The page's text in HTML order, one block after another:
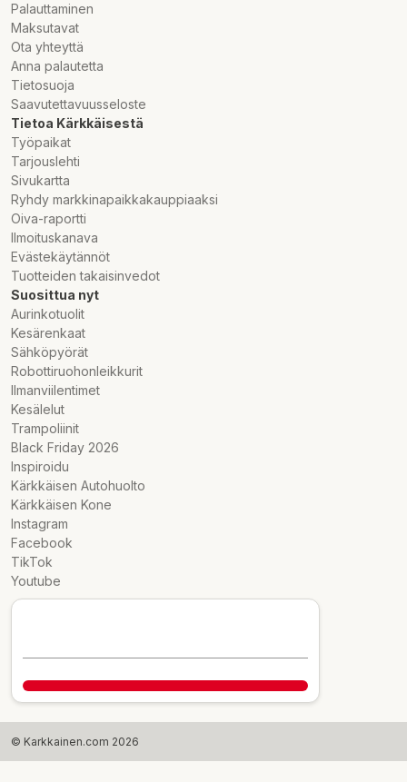
Palauttaminen
Maksutavat
Ota yhteyttä
Anna palautetta
Tietosuoja
Saavutettavuusseloste
Tietoa Kärkkäisestä
Työpaikat
Tarjouslehti
Sivukartta
Ryhdy markkinapaikkakauppiaaksi
Oiva-raportti
Ilmoituskanava
Evästekäytännöt
Tuotteiden takaisinvedot
Suosittua nyt
Aurinkotuolit
Kesärenkaat
Sähköpyörät
Robottiruohonleikkurit
Ilmanviilentimet
Kesälelut
Trampoliinit
Black Friday 2026
Inspiroidu
Kärkkäisen Autohuolto
Kärkkäisen Kone
Instagram
Facebook
TikTok
Youtube
© Karkkainen.com 2026